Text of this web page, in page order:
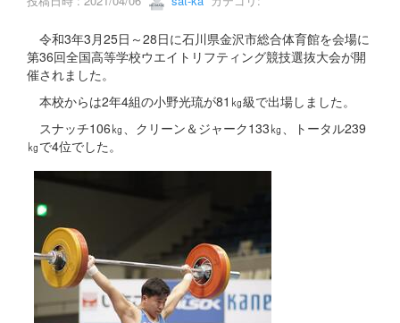
令和3年3月25日～28日に石川県金沢市総合体育館を会場に
第36回全国高等学校ウエイトリフティング競技選抜大会が開
催されました。
本校からは2年4組の小野光琉が81㎏級で出場しました。
スナッチ106㎏、クリーン＆ジャーク133㎏、トータル239
㎏で4位でした。